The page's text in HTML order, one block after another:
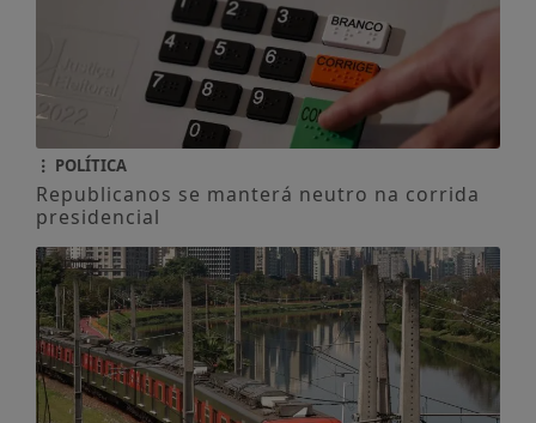
POLÍTICA
Republicanos se manterá neutro na corrida
presidencial